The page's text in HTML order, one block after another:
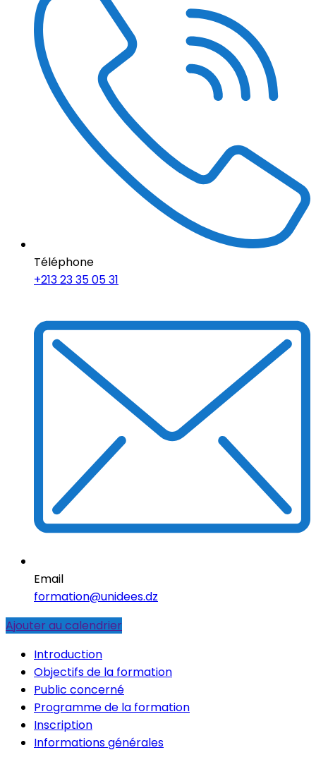
Téléphone
+213 23 35 05 31
Email
formation@unidees.dz
Ajouter au calendrier
Introduction
Objectifs de la formation
Public concerné
Programme de la formation
Inscription
Informations générales